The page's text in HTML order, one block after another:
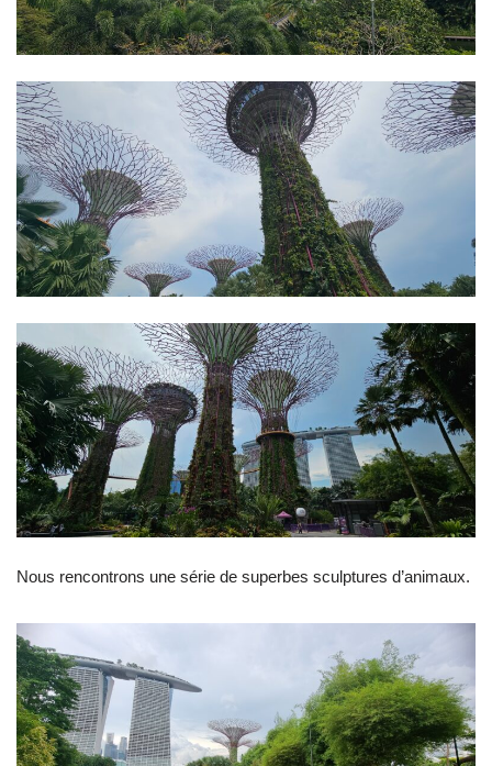
Nous rencontrons une série de superbes sculptures d’animaux.